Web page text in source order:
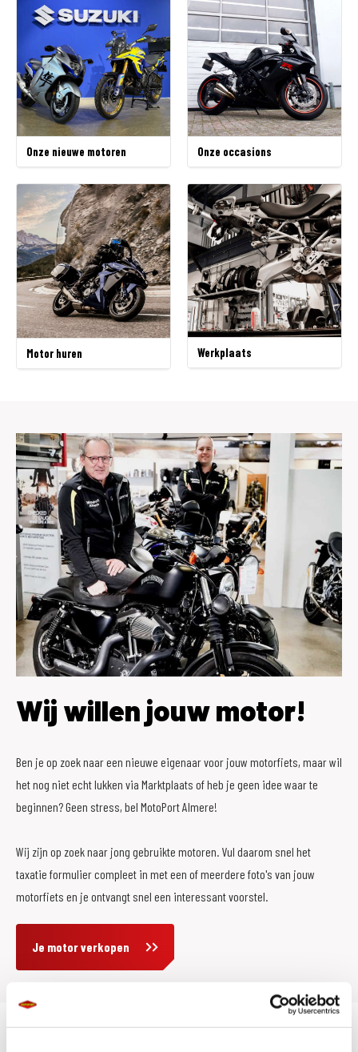
Tellerstand
Categorie
Aanbieding
Onze nieuwe motoren Onze occasions
Motor huren Werkplaats
Wij willen jouw motor!
Ben je op zoek naar een nieuwe eigenaar voor jouw motorfiets, maar wil
het nog niet echt lukken via Marktplaats of heb je geen idee waar te
beginnen? Geen stress, bel MotoPort Almere!
Wij zijn op zoek naar jong gebruikte motoren. Vul daarom snel het
taxatie formulier compleet in met een of meerdere foto's van jouw
motorfiets en je ontvangt snel een interessant voorstel.
Je motor verkopen